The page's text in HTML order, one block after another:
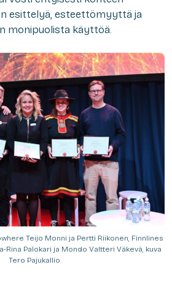
esittelyä, esteettömyyttä ja
monipuolista käyttöä.
Teijo Monni ja Pertti Riikonen, Finnlines
Rina Palokari ja Mondo Valtteri Väkevä, kuva
Tero Pajukallio